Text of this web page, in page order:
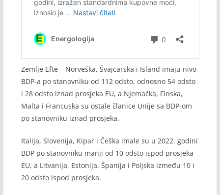
Zemlje Efte – Norveška, Švajcarska i Island imaju nivo
BDP-a po stanovniku od 112 odsto, odnosno 54 odsto
i 28 odsto iznad prosjeka EU, a NJemačka, Finska,
Malta i Francuska su ostale članice Unije sa BDP-om
po stanovniku iznad prosjeka.
Italija, Slovenija, Kipar i Češka imale su u 2022. godini
BDP po stanovniku manji od 10 odsto ispod prosjeka
EU, a Litvanija, Estonija, Španija i Poljska između 10 i
20 odsto ispod prosjeka.